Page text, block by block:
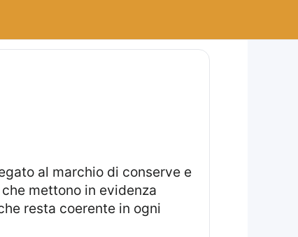
al marchio di conserve e
mettono in evidenza
resta coerente in ogni